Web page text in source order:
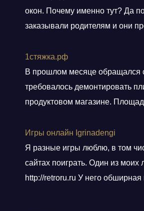
окон. Почему именно тут? Да
заказывали родителям и они
Заказали, приехал мастер, всё
чего посоветовал. Пришли
в офис, И снова классная и
всего персонала. Договор
по
Показать больше
1стяжка.рф
В прошлом месяце обращался
требовалось демонтировать
продуктовом магазине.
разговоров сделали свою
хлам в контейнер, и сдали
Ответственные! Советую!
Игры онлайн Igrinadengi
Я разные игры люблю, в том
сайтах поиграть. Один из
http://retroru.ru У него обширная